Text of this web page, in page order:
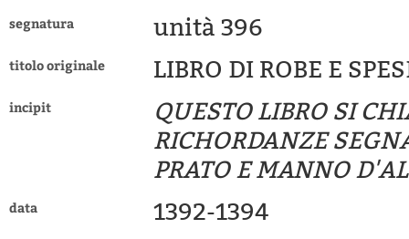
segnatura unità 396
titolo originale LIBRO DI ROBE E
incipit
QUESTO LIBRO SI
RICHORDANZE
PRATO E MANNO
data 1392-1394